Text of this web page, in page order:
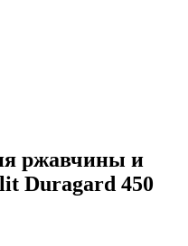
ржавчины и
Duragard 450